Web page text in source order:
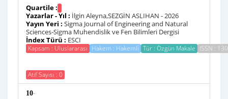
Quartile :
Yazarlar - Yıl : İlgin Aleyna,SEZGİN ASLIHAN - 2026
Yayın Yeri : Sigma Journal of Engineering and Natural
Sciences-Sigma Muhendislik ve Fen Bilimleri Dergisi
İndex Türü : ESCI
Kapsam : Uluslararası Hakem : Hakemli Tür : Özgün Makale ISSN :
Atıf Sayısı : 0
10-